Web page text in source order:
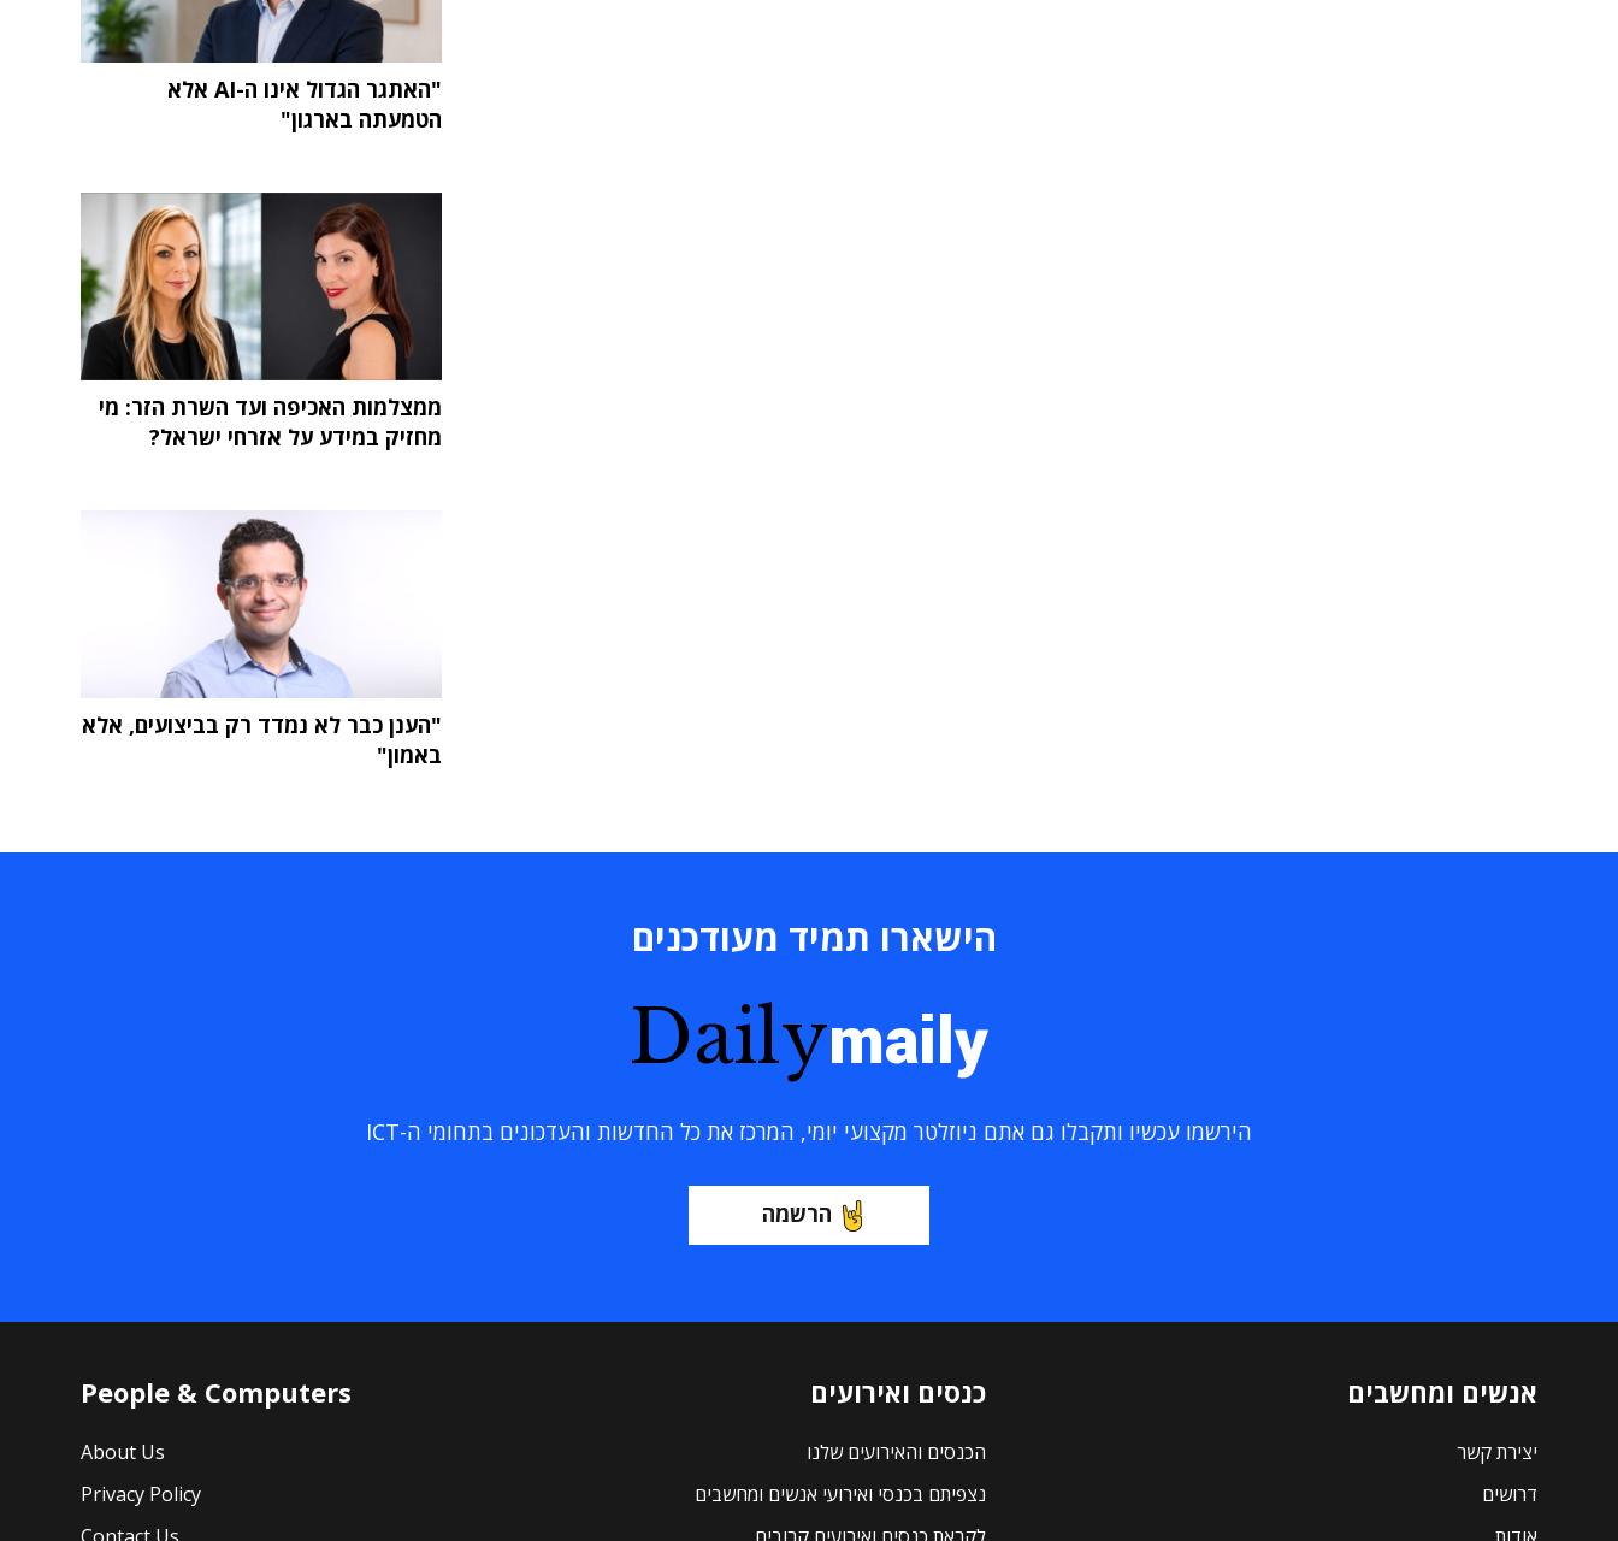
"האתגר הגדול אינו ה-AI אלא
הטמעתה בארגון"
ממצלמות האכיפה ועד השרת הזר: מי
מחזיק במידע על אזרחי ישראל?
"הענן כבר לא נמדד רק בביצועים, אלא
באמון"
הישארו תמיד מעודכנים
Dailymaily
הירשמו עכשיו ותקבלו גם אתם ניוזלטר מקצועי יומי, המרכז את כל החדשות והעדכונים בתחומי ה-ICT
הרשמה
אנשים ומחשבים
יצירת קשר
דרושים
כנסים ואירועים
הכנסים והאירועים שלנו
נצפיתם בכנסי ואירועי אנשים ומחשבים
People & Computers
About Us
Privacy Policy